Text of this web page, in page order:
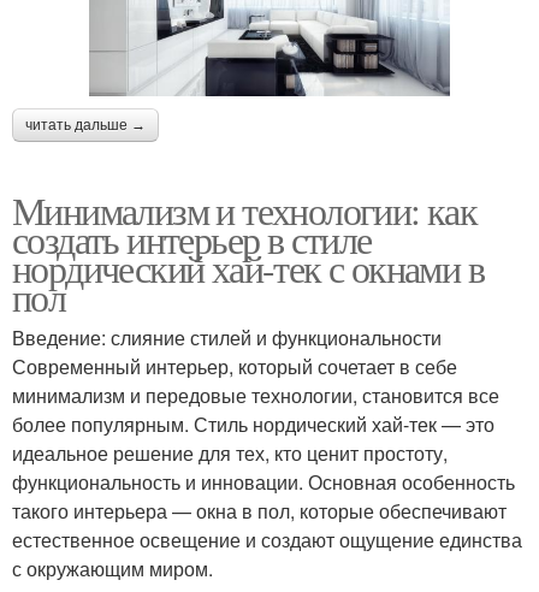
читать дальше →
Минимализм и технологии: как
создать интерьер в стиле
нордический хай-тек с окнами в
пол
Введение: слияние стилей и функциональности
Современный интерьер, который сочетает в себе
минимализм и передовые технологии, становится все
более популярным. Стиль нордический хай-тек — это
идеальное решение для тех, кто ценит простоту,
функциональность и инновации. Основная особенность
такого интерьера — окна в пол, которые обеспечивают
естественное освещение и создают ощущение единства
с окружающим миром.